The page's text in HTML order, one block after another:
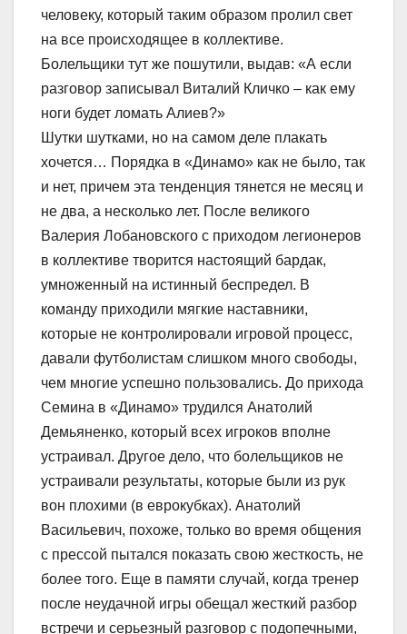
человеку, который таким образом пролил свет
на все происходящее в коллективе.
Болельщики тут же пошутили, выдав: «А если
разговор записывал Виталий Кличко – как ему
ноги будет ломать Алиев?»
Шутки шутками, но на самом деле плакать
хочется… Порядка в «Динамо» как не было, так
и нет, причем эта тенденция тянется не месяц и
не два, а несколько лет. После великого
Валерия Лобановского с приходом легионеров
в коллективе творится настоящий бардак,
умноженный на истинный беспредел. В
команду приходили мягкие наставники,
которые не контролировали игровой процесс,
давали футболистам слишком много свободы,
чем многие успешно пользовались. До прихода
Семина в «Динамо» трудился Анатолий
Демьяненко, который всех игроков вполне
устраивал. Другое дело, что болельщиков не
устраивали результаты, которые были из рук
вон плохими (в еврокубках). Анатолий
Васильевич, похоже, только во время общения
с прессой пытался показать свою жесткость, не
более того. Еще в памяти случай, когда тренер
после неудачной игры обещал жесткий разбор
встречи и серьезный разговор с подопечными,